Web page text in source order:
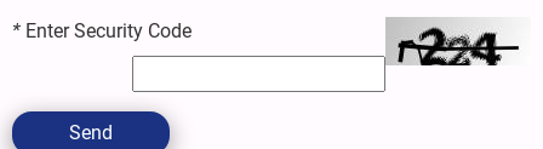
* Enter Security Code
Send